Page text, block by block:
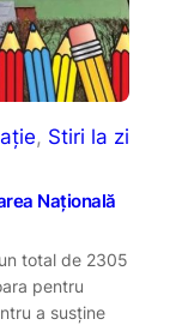
, Stiri la zi
Națională
total de 2305
pentru
a susține